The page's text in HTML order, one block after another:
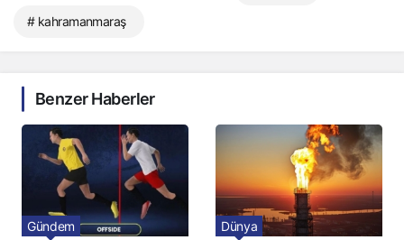
# kahramanmaraş
Benzer Haberler
Gündem Dünya